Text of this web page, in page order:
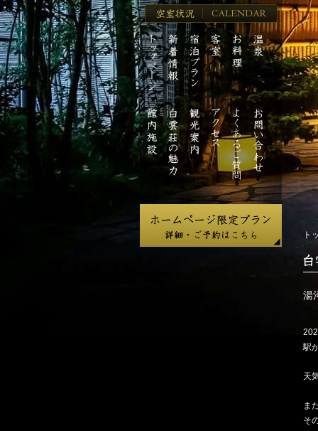
里
白
雲
荘】
空
室
状
況
ト
ッ
プ
ペ
ー
ジ
新
着
情
報
宿
泊
プ
ラ
ン
客
室
お
料
理
温
泉
館
内
施
設
白
雲
荘
の
魅
観
光
案
内
ア
ク
セ
ス
よ
く
あ
る
ご
質
問
お
問
い
合
わ
せ
ト
白
雲
荘
り
湯
駅
天
ま
そ